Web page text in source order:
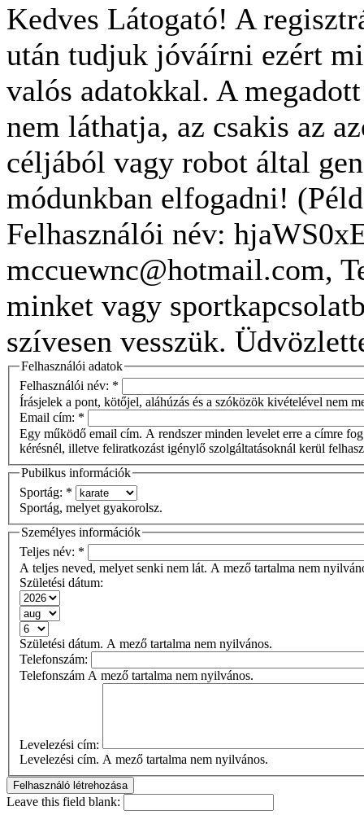
Kedves Látogató! A
után tudjuk jóváírni ezért
valós adatokkal. A
nem láthatja, az csakis az
céljából vagy robot által
módunkban elfogadni!
Felhasználói név:
mccuewnc@hotmail.com,
minket vagy
szívesen vesszük.
Felhasználói adatok
Felhasználói név: *
Írásjelek a pont, kötőjel, aláhúzás és a szóközök kivételével nem
Email cím: *
Egy működő email cím. A rendszer minden levelet erre a címre
kérésnél, illetve feliratkozást igénylő szolgáltatásoknál kerül
Pubilkus információk
Sportág: *
Sportág, melyet gyakorolsz.
Személyes információk
Teljes név: *
A teljes neved, melyet senki nem lát. A mező tartalma nem
Születési dátum:
Születési dátum. A mező tartalma nem nyilvános.
Telefonszám:
Telefonszám A mező tartalma nem nyilvános.
Levelezési cím:
Levelezési cím. A mező tartalma nem nyilvános.
Leave this field blank: